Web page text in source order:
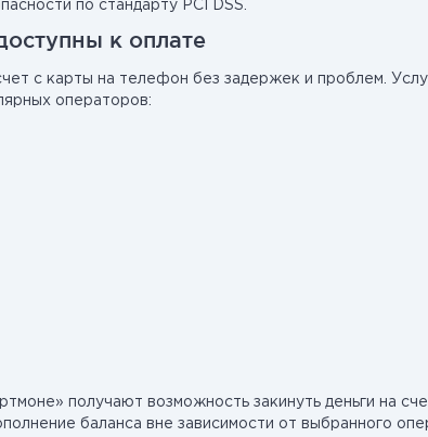
по стандарту PCI DSS.
к оплате
с карты на телефон без задержек и проблем.
операторов:
получают возможность закинуть деньги на
баланса вне зависимости от выбранного